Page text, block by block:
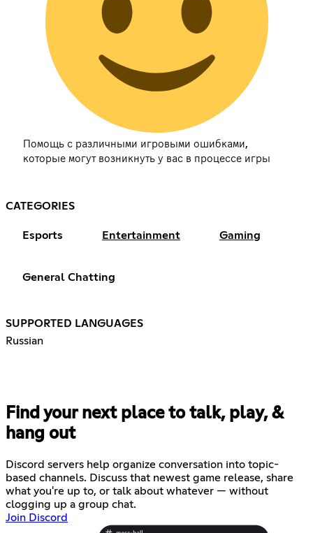
Помощь с различными игровыми ошибками,
которые могут возникнуть у вас в процессе игры
CATEGORIES
Esports Entertainment Gaming
General Chatting
SUPPORTED LANGUAGES
Russian
Find your next place to talk, play, &
hang out
Discord servers help organize conversation into topic-
based channels. Discuss that newest game release, share
what you're up to, or talk about whatever — without
clogging up a group chat.
Join Discord